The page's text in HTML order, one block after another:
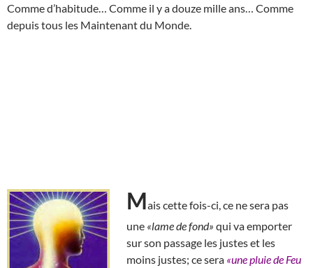
Comme d’habitude… Comme il y a douze mille ans… Comme
depuis tous les Maintenant du Monde.
Mais cette fois-ci, ce ne sera pas
une «lame de fond» qui va emporter
sur son passage les justes et les
moins justes; ce sera «une pluie de Feu